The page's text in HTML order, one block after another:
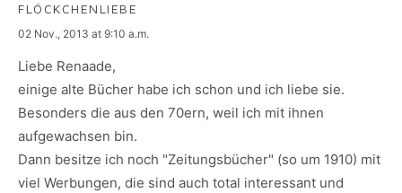
FLÖCKCHENLIEBE
says:
02 Nov., 2013 at 9:10 a.m.
Liebe Renaade,
einige alte Bücher habe ich schon und ich liebe sie.
Besonders die aus den 70ern, weil ich mit ihnen
aufgewachsen bin.
Dann besitze ich noch "Zeitungsbücher" (so um 1910) mit
viel Werbungen, die sind auch total interessant und